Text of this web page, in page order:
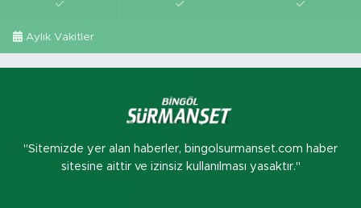
Aylık Vakitler
"Sitemizde yer alan haberler, bingolsurmanset.com haber
sitesine aittir ve izinsiz kullanılması yasaktır."